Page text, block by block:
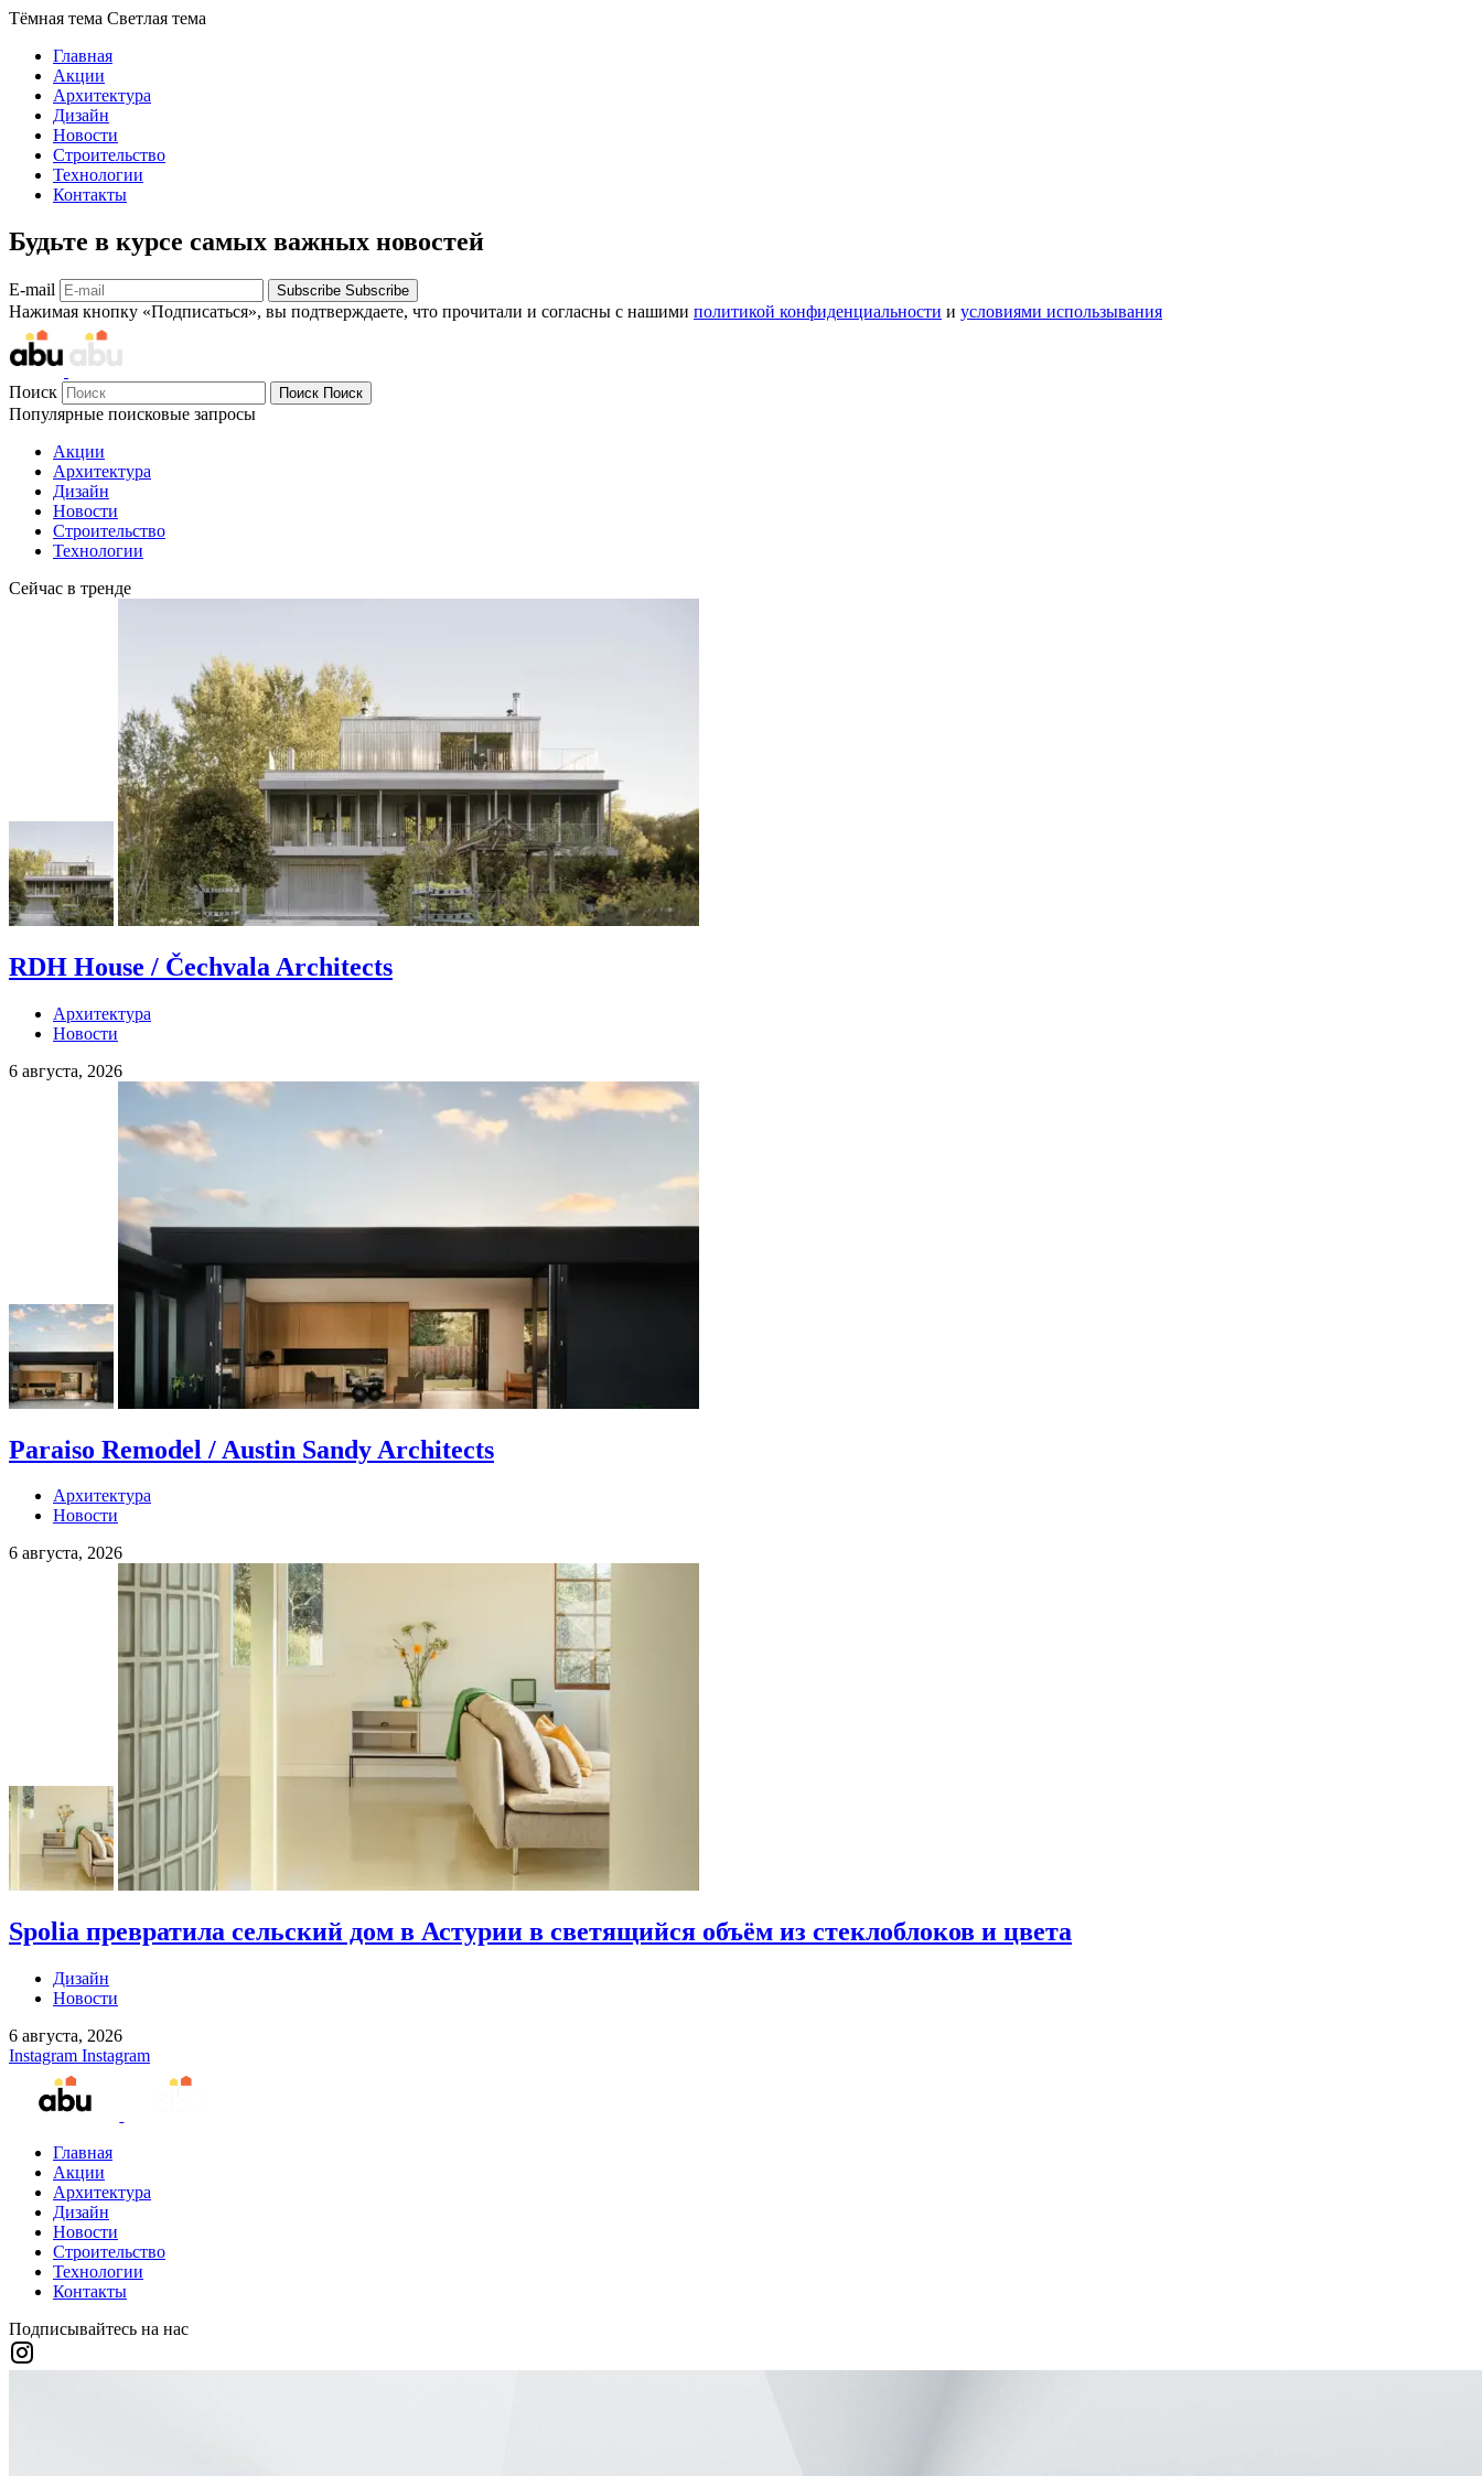
Тёмная тема Светлая тема
Главная
Акции
Архитектура
Дизайн
Новости
Строительство
Технологии
Контакты
Будьте в курсе самых важных новостей
E-mail Subscribe Subscribe
Нажимая кнопку «Подписаться», вы подтверждаете, что прочитали и согласны с нашими политикой конфиденциальности и условиями использывания
Поиск Поиск Поиск
Популярные поисковые запросы
Акции
Архитектура
Дизайн
Новости
Строительство
Технологии
Сейчас в тренде
RDH House / Čechvala Architects
Архитектура
Новости
6 августа, 2026
Paraiso Remodel / Austin Sandy Architects
Архитектура
Новости
6 августа, 2026
Spolia превратила сельский дом в Астурии в светящийся объём из стеклоблоков и цвета
Дизайн
Новости
6 августа, 2026
Instagram Instagram
Главная
Акции
Архитектура
Дизайн
Новости
Строительство
Технологии
Контакты
Подписывайтесь на нас